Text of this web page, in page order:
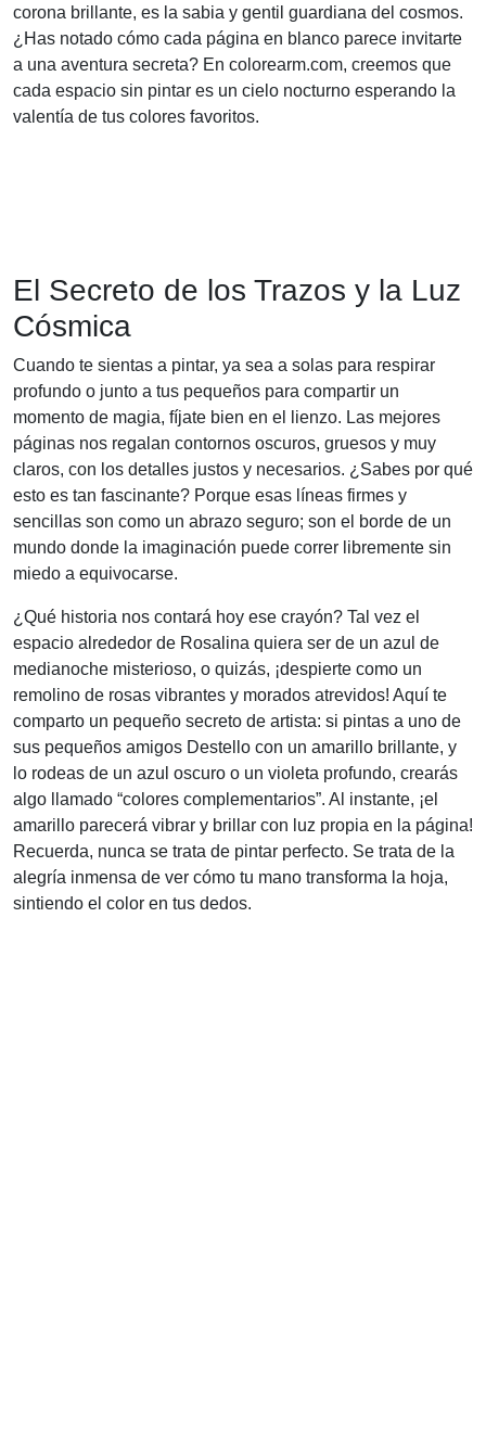
corona brillante, es la sabia y gentil guardiana del cosmos.
¿Has notado cómo cada página en blanco parece invitarte
a una aventura secreta? En colorearm.com, creemos que
cada espacio sin pintar es un cielo nocturno esperando la
valentía de tus colores favoritos.
El Secreto de los Trazos y la Luz
Cósmica
Cuando te sientas a pintar, ya sea a solas para respirar
profundo o junto a tus pequeños para compartir un
momento de magia, fíjate bien en el lienzo. Las mejores
páginas nos regalan contornos oscuros, gruesos y muy
claros, con los detalles justos y necesarios. ¿Sabes por qué
esto es tan fascinante? Porque esas líneas firmes y
sencillas son como un abrazo seguro; son el borde de un
mundo donde la imaginación puede correr libremente sin
miedo a equivocarse.
¿Qué historia nos contará hoy ese crayón? Tal vez el
espacio alrededor de Rosalina quiera ser de un azul de
medianoche misterioso, o quizás, ¡despierte como un
remolino de rosas vibrantes y morados atrevidos! Aquí te
comparto un pequeño secreto de artista: si pintas a uno de
sus pequeños amigos Destello con un amarillo brillante, y
lo rodeas de un azul oscuro o un violeta profundo, crearás
algo llamado “colores complementarios”. Al instante, ¡el
amarillo parecerá vibrar y brillar con luz propia en la página!
Recuerda, nunca se trata de pintar perfecto. Se trata de la
alegría inmensa de ver cómo tu mano transforma la hoja,
sintiendo el color en tus dedos.